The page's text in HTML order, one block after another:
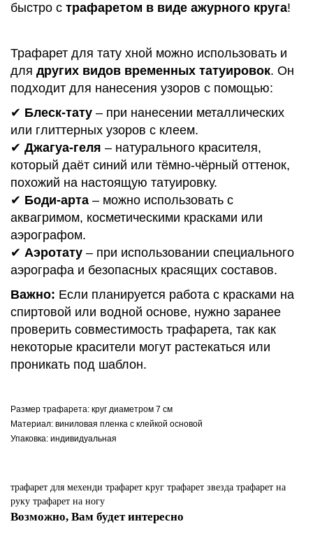
быстро с трафаретом в виде ажурного круга!
Трафарет для тату хной можно использовать и
для других видов временных татуировок. Он
подходит для нанесения узоров с помощью:
✔ Блеск-тату – при нанесении металлических
или глиттерных узоров с клеем.
✔ Джагуа-геля – натурального красителя,
который даёт синий или тёмно-чёрный оттенок,
похожий на настоящую татуировку.
✔ Боди-арта – можно использовать с
аквагримом, косметическими красками или
аэрографом.
✔ Аэротату – при использовании специального
аэрографа и безопасных красящих составов.
Важно: Если планируется работа с красками на
спиртовой или водной основе, нужно заранее
проверить совместимость трафарета, так как
некоторые красители могут растекаться или
проникать под шаблон.
Размер трафарета: круг диаметром 7 см
Материал: виниловая пленка с клейкой основой
Упаковка: индивидуальная
трафарет для мехенди трафарет круг трафарет звезда трафарет на
руку трафарет на ногу
Возможно, Вам будет интересно